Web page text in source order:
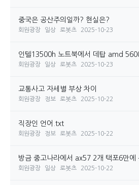
중국은 공산주의일까? 현실은?
회원광장 일상 로봇츠 2025-10-23
인텔13500h 노트북에서 데탑 amd
회원광장 일상 로봇츠 2025-10-23
교통사고 자세별 부상 차이
회원광장 정보 로봇츠 2025-10-22
직장인 언어.txt
회원광장 정보 로봇츠 2025-10-22
방금 중고나라에서 ax57 2개 택포6만에
회원광장 일상 로봇츠 2025-10-22